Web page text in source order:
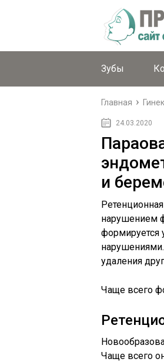
Зубы
Главная
24.03.2020
и
нарушением
формируется
удаления
Чаще всего
Чаще всего